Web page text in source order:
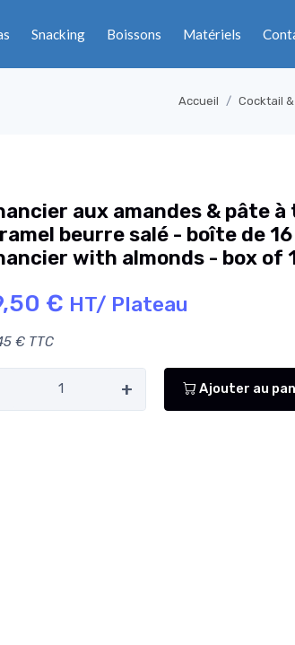
Snacking Boissons Matériels
Accueil Cocktail
aux amandes & pâte
beurre salé - boîte de
with almonds - box of
€ HT/ Plateau
€ TTC
+ Ajouter au